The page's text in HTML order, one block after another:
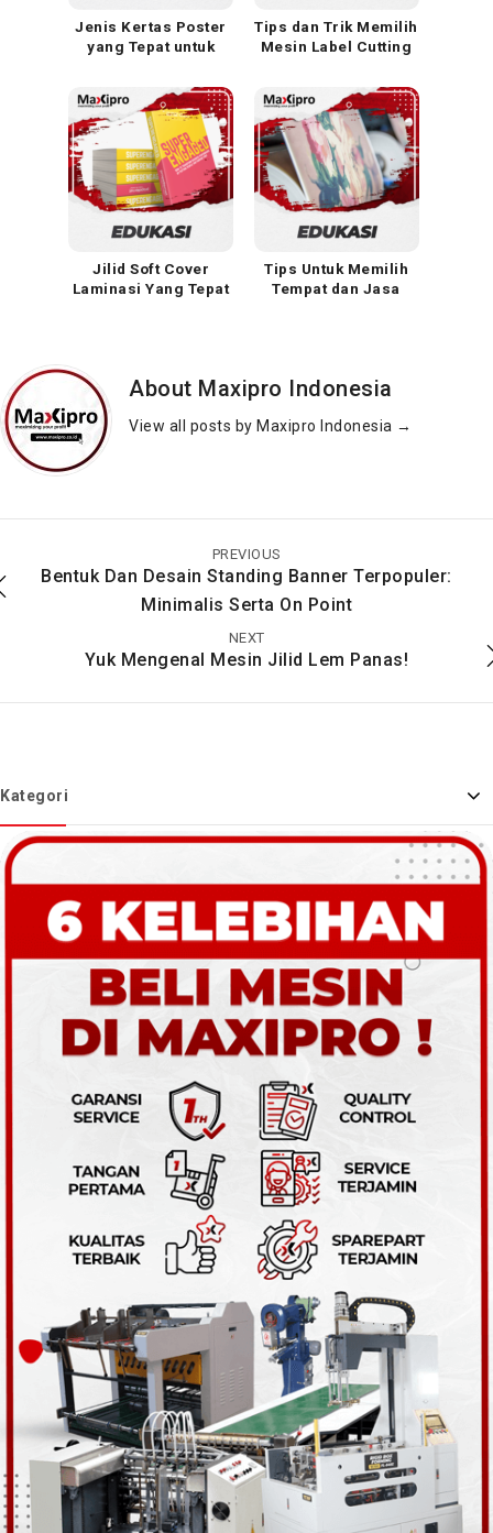
Jenis Kertas Poster
yang Tepat untuk
Cetak Optimal
Tips dan Trik Memilih
Mesin Label Cutting
Jilid Soft Cover
Laminasi Yang Tepat
Tips Untuk Memilih
Tempat dan Jasa
Dan Terbaru Dengan
Tepat
Perbedaan Serta
Ketebalan Yang
Dimilikinya
About Maxipro Indonesia
View all posts by Maxipro Indonesia →
PREVIOUS
Bentuk Dan Desain Standing Banner Terpopuler:
Minimalis Serta On Point
NEXT
Yuk Mengenal Mesin Jilid Lem Panas!
Kategori